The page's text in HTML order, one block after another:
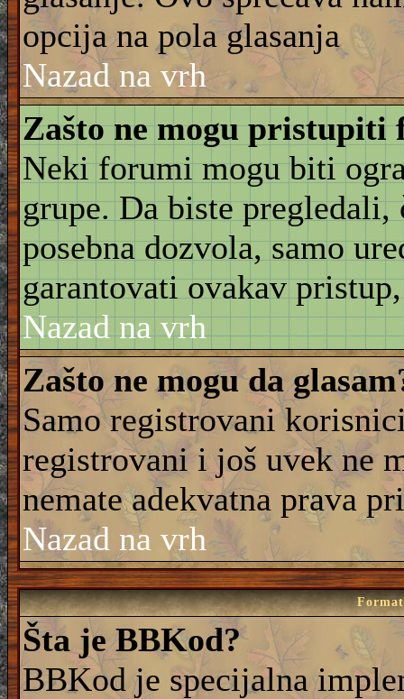
opcija na pola glasanja
Nazad na vrh
Zašto ne mogu pristupiti
Neki forumi mogu biti
grupe. Da biste
posebna dozvola, samo
garantovati ovakav
Nazad na vrh
Zašto ne mogu da
Samo registrovani
registrovani i još uvek ne
nemate adekvatna prava
Nazad na vrh
Šta je BBKod?
BBKod je specijalna